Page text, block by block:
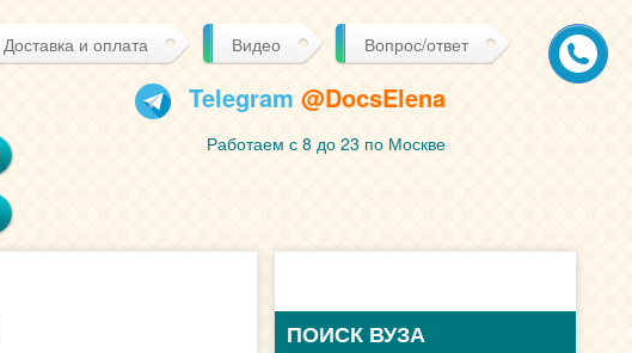
Доставка и оплата Видео Вопрос/ответ
Telegram @DocsElena
Работаем с 8 до 23 по Москве
ПОИСК ВУЗА